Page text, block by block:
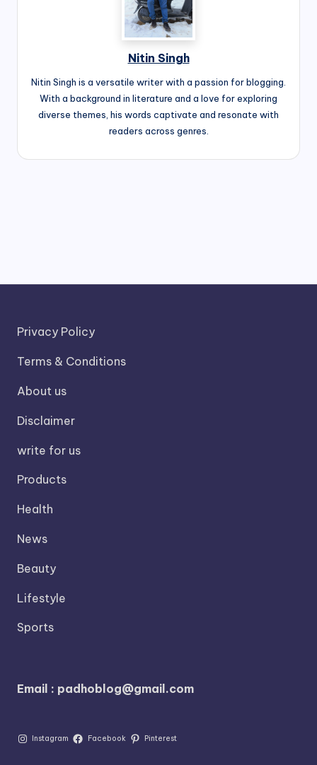
Nitin Singh
Nitin Singh is a versatile writer with a passion for blogging.
With a background in literature and a love for exploring
diverse themes, his words captivate and resonate with
readers across genres.
Privacy Policy
Terms & Conditions
About us
Disclaimer
write for us
Products
Health
News
Beauty
Lifestyle
Sports
Email : padhoblog@gmail.com
Instagram Facebook Pinterest